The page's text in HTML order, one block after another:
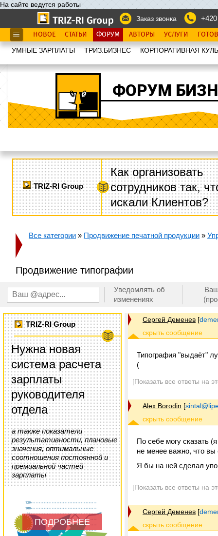
На сайте ведутся работы
Заказ звонка
НОВОЕ СТАТЬИ ФОРУМ АВТОРЫ УСЛУГИ
УМНЫЕ ЗАРПЛАТЫ ТРИЗ.БИЗНЕС КОРПОРАТИВНАЯ
ФОРУМ
TRIZ-RI Group
Как организовать
сотрудников так,
искали Клиентов?
Все категории » Продвижение печатной продукции »
Продвижение типографии
Уведомлять об
изменениях
TRIZ-RI Group
Нужна новая
система расчета
зарплаты
руководителя
отдела
а также показатели
результативности, плановые
значения, оптимальные
соотношения постоянной и
премиальной частей
зарплаты
ПОДРОБНЕЕ
Сергей Деменев [
Типография "выдаёт"
(
[Показать все ответы на
Alex Borodin [
По себе могу сказать
не менее важно, что
Я бы на ней сделал
[Показать все ответы на
Сергей Деменев [